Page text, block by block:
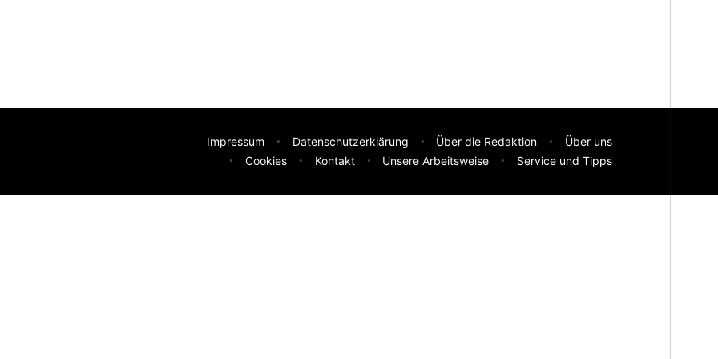
Impressum Datenschutzerklärung Über die Redaktion
Über uns
Cookies
Kontakt Unsere Arbeitsweise Service und Tipps